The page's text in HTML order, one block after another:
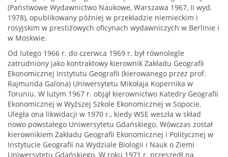
(Państwowe Wydawnictwo Naukowe, Warszawa 1967, II wyd.
1978), opublikowany później w przekładzie niemieckim i
rosyjskim w prestiżowych oficynach wydawniczych w Berlinie i
w Moskwie.
Od lutego 1966 r. do czerwca 1969 r. był równolegle
zatrudniony jako kontraktowy kierownik Zakładu Geografii
Ekonomicznej Instytutu Geografii (kierowanego przez prof.
Rajmunda Galona) Uniwersytetu Mikołaja Kopernika w
Toruniu. W lutym 1967 r. objął kierownictwo Katedry Geografii
Ekonomicznej w Wyższej Szkole Ekonomicznej w Sopocie.
Uległa ona likwidacji w 1970 r., kiedy WSE weszła w skład
nowo powstałego Uniwersytetu Gdańskiego. Wówczas został
kierownikiem Zakładu Geografii Ekonomicznej i Politycznej w
Instytucie Geografii na Wydziale Biologii i Nauk o Ziemi
Uniwersytetu Gdańskiego. W roku 1971 r. przeszedł na